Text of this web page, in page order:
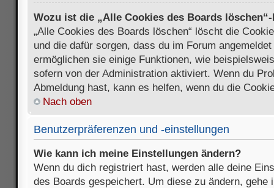
Wozu ist die „Alle Cookies des Boards
„Alle Cookies des Boards löschen“ löscht die
und die dafür sorgen, dass du im Forum
ermöglichen sie einige Funktionen, wie
sofern von der Administration aktiviert. Wenn du
Abmeldung hast, kann es helfen, wenn du die
Nach oben
Benutzerpräferenzen und -einstellungen
Wie kann ich meine Einstellungen ändern?
Wenn du dich registriert hast, werden alle deine
des Boards gespeichert. Um diese zu ändern, gehe